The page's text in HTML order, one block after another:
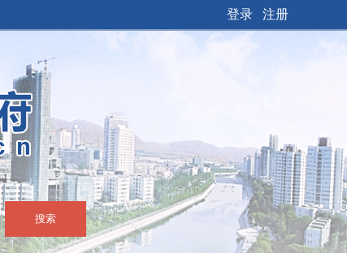
登录 注册
搜索